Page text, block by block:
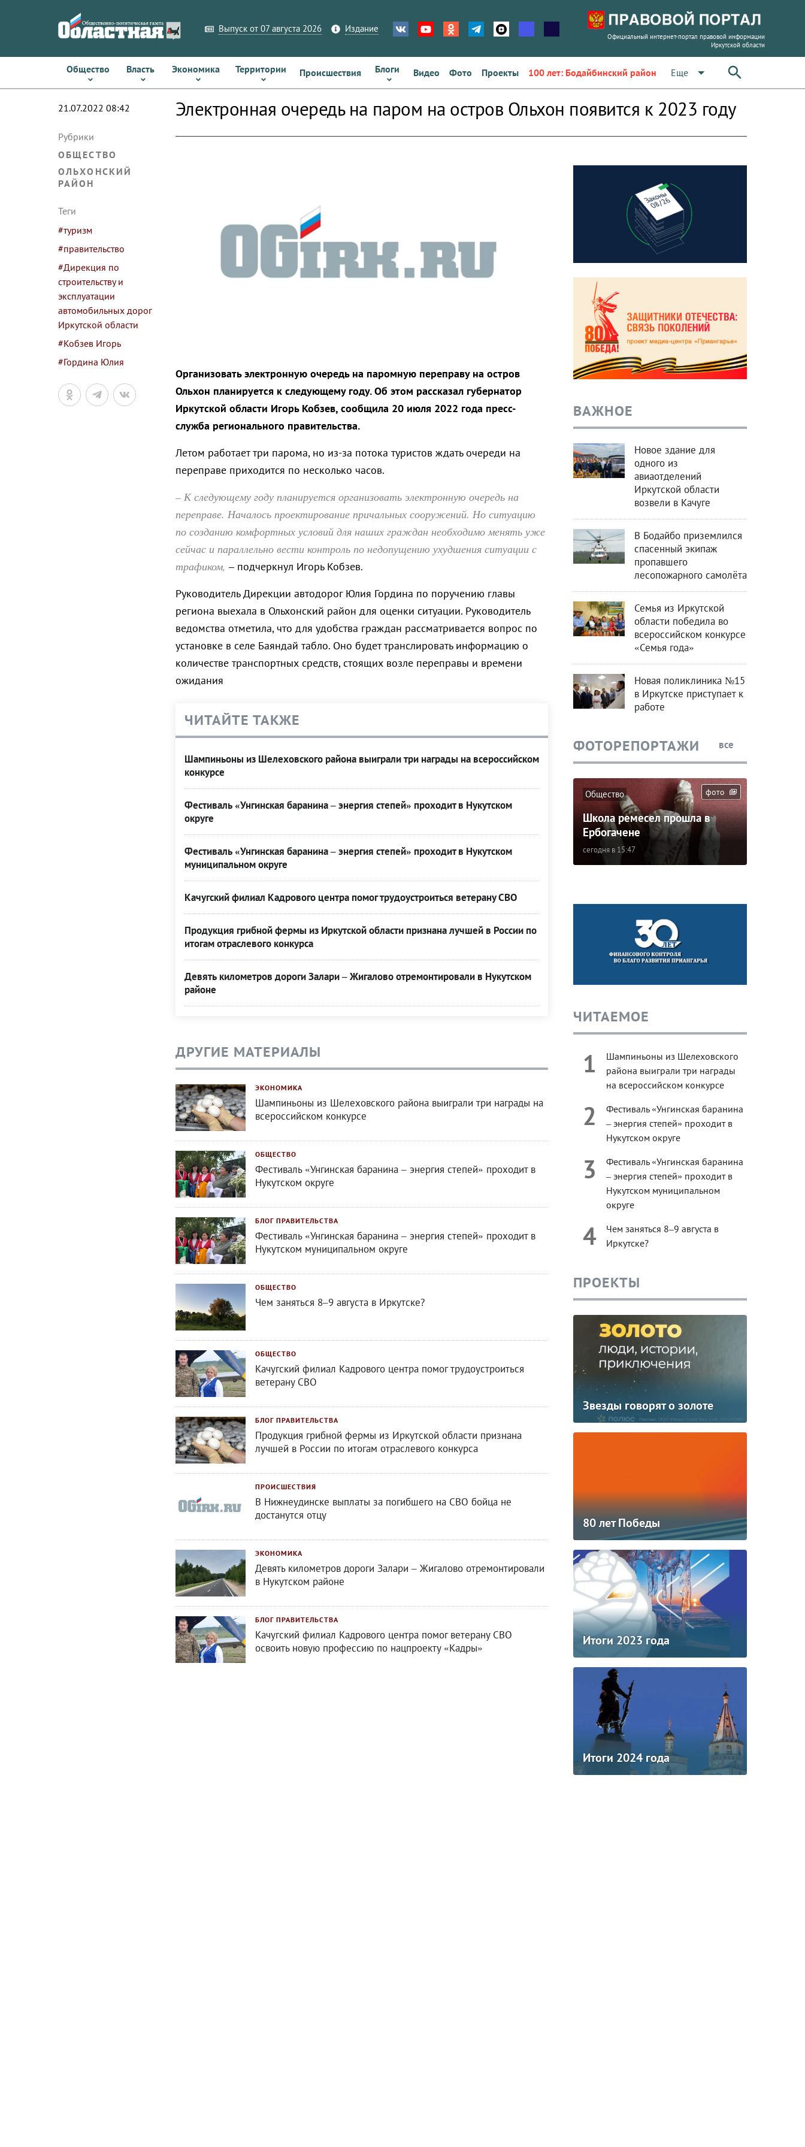
Выпуск от 07 августа 2026 Издание
Официальный интернет-портал правовой информации
Иркутской области
Общество Власть Экономика Территории Происшествия Блоги Видео Фото Проекты 100 лет: Бодайбинский район Еще arrow_drop_down
21.07.2022 08:42
Рубрики
ОБЩЕСТВО
ОЛЬХОНСКИЙ
РАЙОН
Теги
#туризм
#правительство
#Дирекция по
строительству и
эксплуатации
автомобильных дорог
Иркутской области
#Кобзев Игорь
#Гордина Юлия
Электронная очередь на паром на остров Ольхон появится к 2023 году
Организовать электронную очередь на паромную переправу на остров
Ольхон планируется к следующему году. Об этом рассказал губернатор
Иркутской области Игорь Кобзев, сообщила 20 июля 2022 года пресс-
служба регионального правительства.
Летом работает три парома, но из-за потока туристов ждать очереди на
переправе приходится по несколько часов.
– К следующему году планируется организовать электронную очередь на
переправе. Началось проектирование причальных сооружений. Но ситуацию
по созданию комфортных условий для наших граждан необходимо менять уже
сейчас и параллельно вести контроль по недопущению ухудшения ситуации с
трафиком, – подчеркнул Игорь Кобзев.
Руководитель Дирекции автодорог Юлия Гордина по поручению главы
региона выехала в Ольхонский район для оценки ситуации. Руководитель
ведомства отметила, что для удобства граждан рассматривается вопрос по
установке в селе Баяндай табло. Оно будет транслировать информацию о
количестве транспортных средств, стоящих возле переправы и времени
ожидания
ЧИТАЙТЕ ТАКЖЕ
Шампиньоны из Шелеховского района выиграли три награды на всероссийском
конкурсе
Фестиваль «Унгинская баранина – энергия степей» проходит в Нукутском
округе
Фестиваль «Унгинская баранина – энергия степей» проходит в Нукутском
муниципальном округе
Качугский филиал Кадрового центра помог трудоустроиться ветерану СВО
Продукция грибной фермы из Иркутской области признана лучшей в России по
итогам отраслевого конкурса
Девять километров дороги Залари – Жигалово отремонтировали в Нукутском
районе
ДРУГИЕ МАТЕРИАЛЫ
ЭКОНОМИКА
Шампиньоны из Шелеховского района выиграли три награды на
всероссийском конкурсе
ОБЩЕСТВО
Фестиваль «Унгинская баранина – энергия степей» проходит в
Нукутском округе
БЛОГ ПРАВИТЕЛЬСТВА
Фестиваль «Унгинская баранина – энергия степей» проходит в
Нукутском муниципальном округе
ОБЩЕСТВО
Чем заняться 8–9 августа в Иркутске?
ОБЩЕСТВО
Качугский филиал Кадрового центра помог трудоустроиться
ветерану СВО
БЛОГ ПРАВИТЕЛЬСТВА
Продукция грибной фермы из Иркутской области признана
лучшей в России по итогам отраслевого конкурса
ПРОИСШЕСТВИЯ
В Нижнеудинске выплаты за погибшего на СВО бойца не
достанутся отцу
ЭКОНОМИКА
Девять километров дороги Залари – Жигалово отремонтировали
в Нукутском районе
БЛОГ ПРАВИТЕЛЬСТВА
Качугский филиал Кадрового центра помог ветерану СВО
освоить новую профессию по нацпроекту «Кадры»
ВАЖНОЕ
Новое здание для
одного из
авиаотделений
Иркутской области
возвели в Качуге
В Бодайбо приземлился
спасенный экипаж
пропавшего
лесопожарного самолёта
Семья из Иркутской
области победила во
всероссийском конкурсе
«Семья года»
Новая поликлиника №15
в Иркутске приступает к
работе
ФОТОРЕПОРТАЖИ все
фото
Общество
Школа ремесел прошла в
Ербогачене
сегодня в 15:47
ЧИТАЕМОЕ
1
Шампиньоны из Шелеховского
района выиграли три награды
на всероссийском конкурсе
2
Фестиваль «Унгинская баранина
– энергия степей» проходит в
Нукутском округе
3
Фестиваль «Унгинская баранина
– энергия степей» проходит в
Нукутском муниципальном
округе
4
Чем заняться 8–9 августа в
Иркутске?
ПРОЕКТЫ
Звезды говорят о золоте
80 лет Победы
Итоги 2023 года
Итоги 2024 года